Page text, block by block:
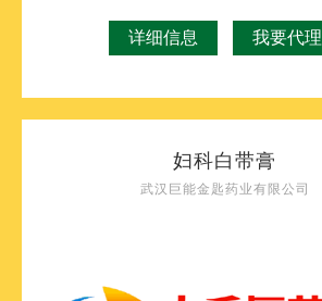
详细信息 我要代理
妇科白带膏
武汉巨能金匙药业有限公司